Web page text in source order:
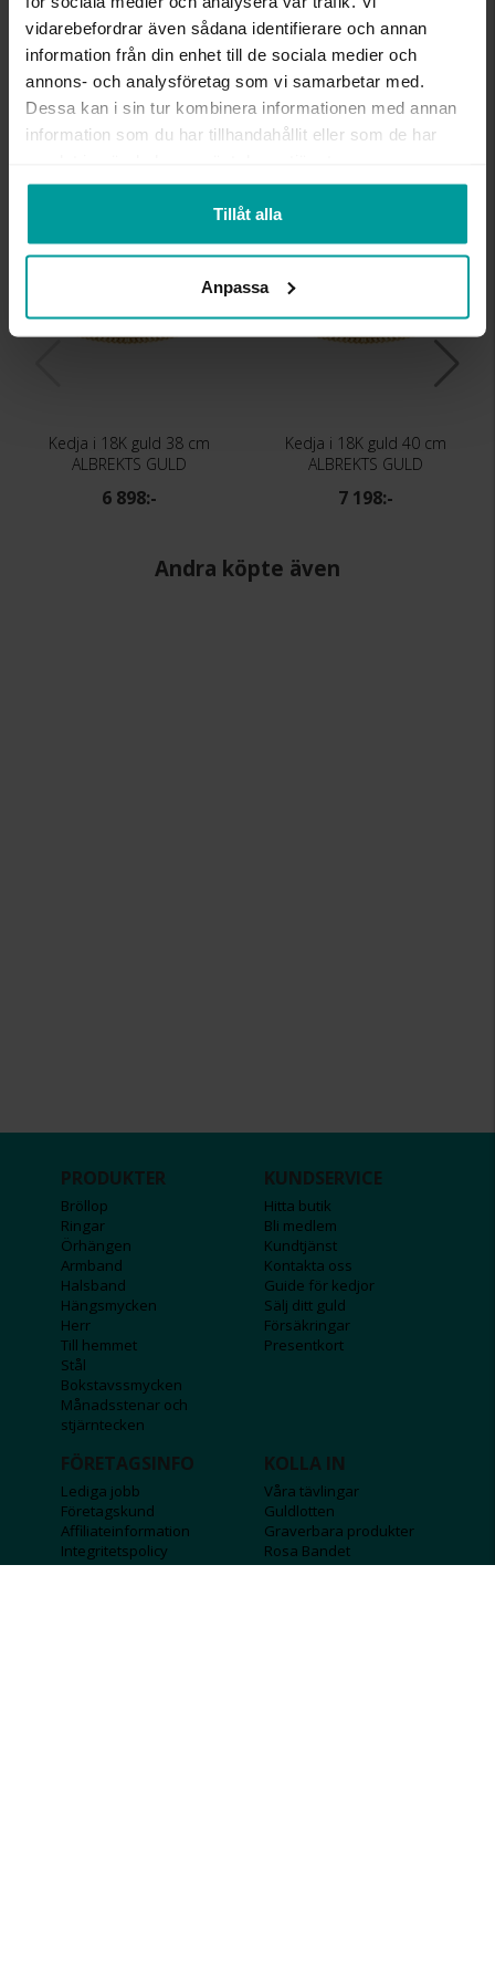
vidarebefordrar även sådana identifierare och annan
information från din enhet till de sociala medier och
annons- och analysföretag som vi samarbetar med.
Dessa kan i sin tur kombinera informationen med annan
information som du har tillhandahållit eller som de har
Tillåt alla
Anpassa
VARUMÄRKE
Albrekts Guld
MATERIAL
Guld
ÄDELMETALL
18K Gold
KEDJEMODELL
Curb chain
Liknande produkter
Kedja i 18K guld 38 cm
ALBREKTS GULD
6 898:-
Kedja i 18K guld 40 cm
ALBREKTS GULD
7 198:-
Andra köpte även
PRODUKTER
Bröllop
Ringar
Örhängen
Armband
Halsband
Hängsmycken
Herr
Till hemmet
Stål
Bokstavssmycken
Månadsstenar och
stjärntecken
KUNDSERVICE
Hitta butik
Bli medlem
Kundtjänst
Kontakta oss
Guide för kedjor
Sälj ditt guld
Försäkringar
Presentkort
FÖRETAGSINFO
Lediga jobb
Företagskund
Affiliateinformation
Integritetspolicy
Köpvillkor
KOLLA IN
Våra tävlingar
Guldlotten
Graverbara produkter
Rosa Bandet
Wolt